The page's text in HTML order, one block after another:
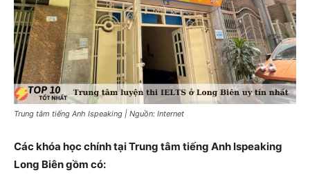
Trung tâm tiếng Anh Ispeaking | Nguồn: Internet
Các khóa học chính tại Trung tâm tiếng Anh Ispeaking
Long Biên gồm có: